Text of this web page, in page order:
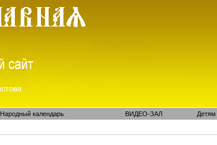
Народный календарь ВИДЕО-ЗАЛ Детям